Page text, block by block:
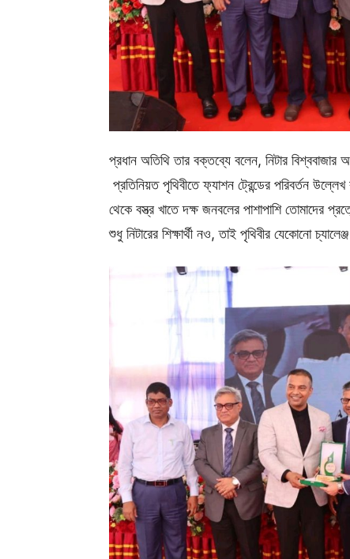
প্রধান অতিথি তার বক্তব্যে বলেন, নিটার বিশ্ববাজার
প্রতিনিয়ত পৃথিবীতে ফ্যাশন ট্রেন্ডের পরিবর্তন
থেকে বস্ত্র খাতে দক্ষ জনবলের পাশাপাশি
শুধু নিটারের শিক্ষার্থী নও, তাই পৃথিবীর যেকোনো